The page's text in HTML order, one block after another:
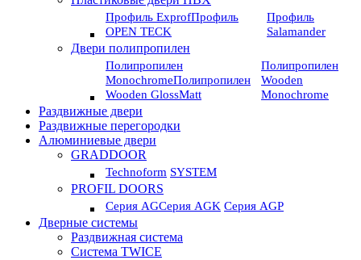
Профиль ExprofПрофиль
OPEN TECK
Профиль
Salamander
Двери полипропилен
Полипропилен
MonochromeПолипропилен
Wooden GlossMatt
Полипропилен
Wooden
Monochrome
Раздвижные двери
Раздвижные перегородки
Алюминиевые двери
GRADDOOR
Technoform SYSTEM
PROFIL DOORS
Серия AGСерия AGK Серия AGP
Дверные системы
Раздвижная система
Система TWICE